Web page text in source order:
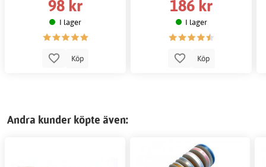
98 kr
I lager
Köp
186 kr
I lager
Köp
Andra kunder köpte även: